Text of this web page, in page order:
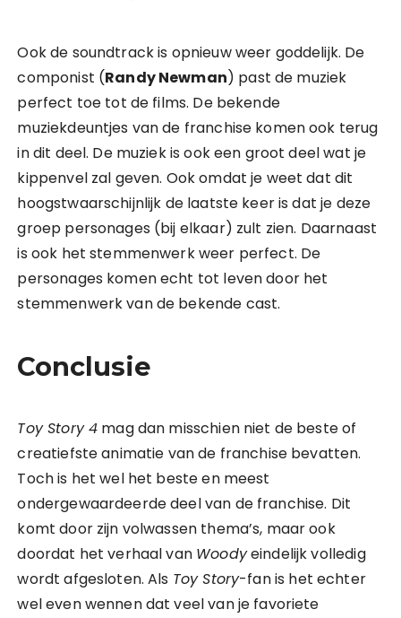
Ook de soundtrack is opnieuw weer goddelijk. De
componist (Randy Newman) past de muziek
perfect toe tot de films. De bekende
muziekdeuntjes van de franchise komen ook terug
in dit deel. De muziek is ook een groot deel wat je
kippenvel zal geven. Ook omdat je weet dat dit
hoogstwaarschijnlijk de laatste keer is dat je deze
groep personages (bij elkaar) zult zien. Daarnaast
is ook het stemmenwerk weer perfect. De
personages komen echt tot leven door het
stemmenwerk van de bekende cast.
Conclusie
Toy Story 4 mag dan misschien niet de beste of
creatiefste animatie van de franchise bevatten.
Toch is het wel het beste en meest
ondergewaardeerde deel van de franchise. Dit
komt door zijn volwassen thema’s, maar ook
doordat het verhaal van Woodyeindelijk volledig
wordt afgesloten. Als Toy Story-fan is het echter
wel even wennen dat veel van je favoriete